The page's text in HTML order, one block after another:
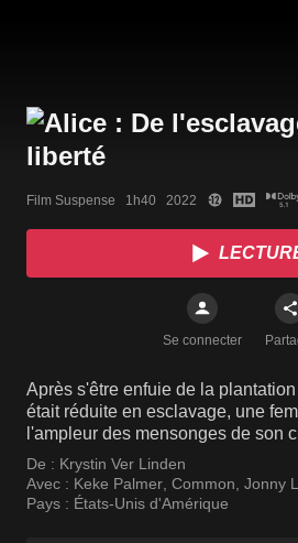
Film Suspense   1h40   2022
Se connecter
Après s'être enfuie de la
était réduite en esclavage, une
l'ampleur des mensonges de son
De : Krystin Ver Linden
Avec : Keke Palmer, Common, Jonny
Pays : États-Unis d'Amérique